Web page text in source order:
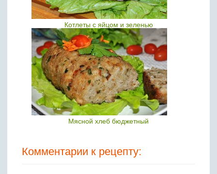
Котлеты с яйцом и зеленью
Мясной хлеб бюджетный
Комментарии к рецепту: